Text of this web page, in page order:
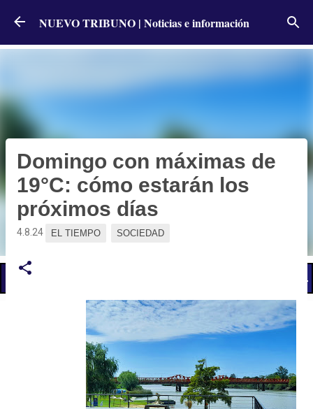
Ir al contenido principal
NUEVO TRIBUNO | Noticias e información
📢 LO ÚLTIMO
Domingo con máximas de
19°C: cómo estarán los
próximos días
4.8.24 EL TIEMPO SOCIEDAD